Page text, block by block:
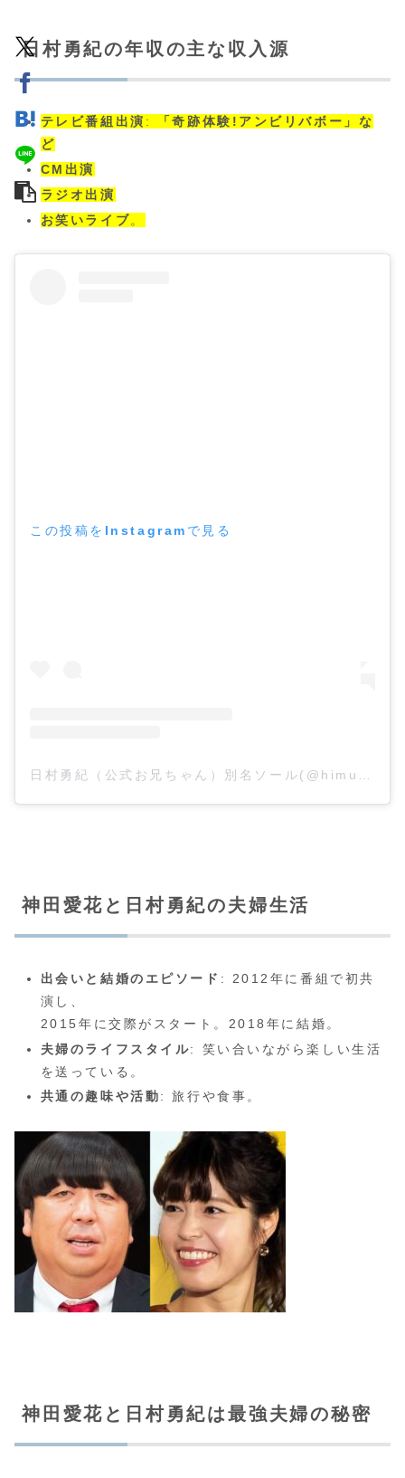
日村勇紀の年収の主な収入源
テレビ番組出演 :
「奇跡体験!アンビリバボー」な
ど
CM出演
ラジオ出演
お笑いライブ。
この投稿をInstagramで見る
日村勇紀（公式お兄ちゃん）別名ソール(@himurayuukiunofficial)がシェアした投稿
神田愛花と日村勇紀の夫婦生活
出会いと結婚のエピソード : 2012年に番組で初共
演し、
2015年に交際がスタート。2018年に結婚。
夫婦のライフスタイル: 笑い合いながら楽しい生活
を送っている。
共通の趣味や活動: 旅行や食事。
神田愛花と日村勇紀は最強夫婦の秘密